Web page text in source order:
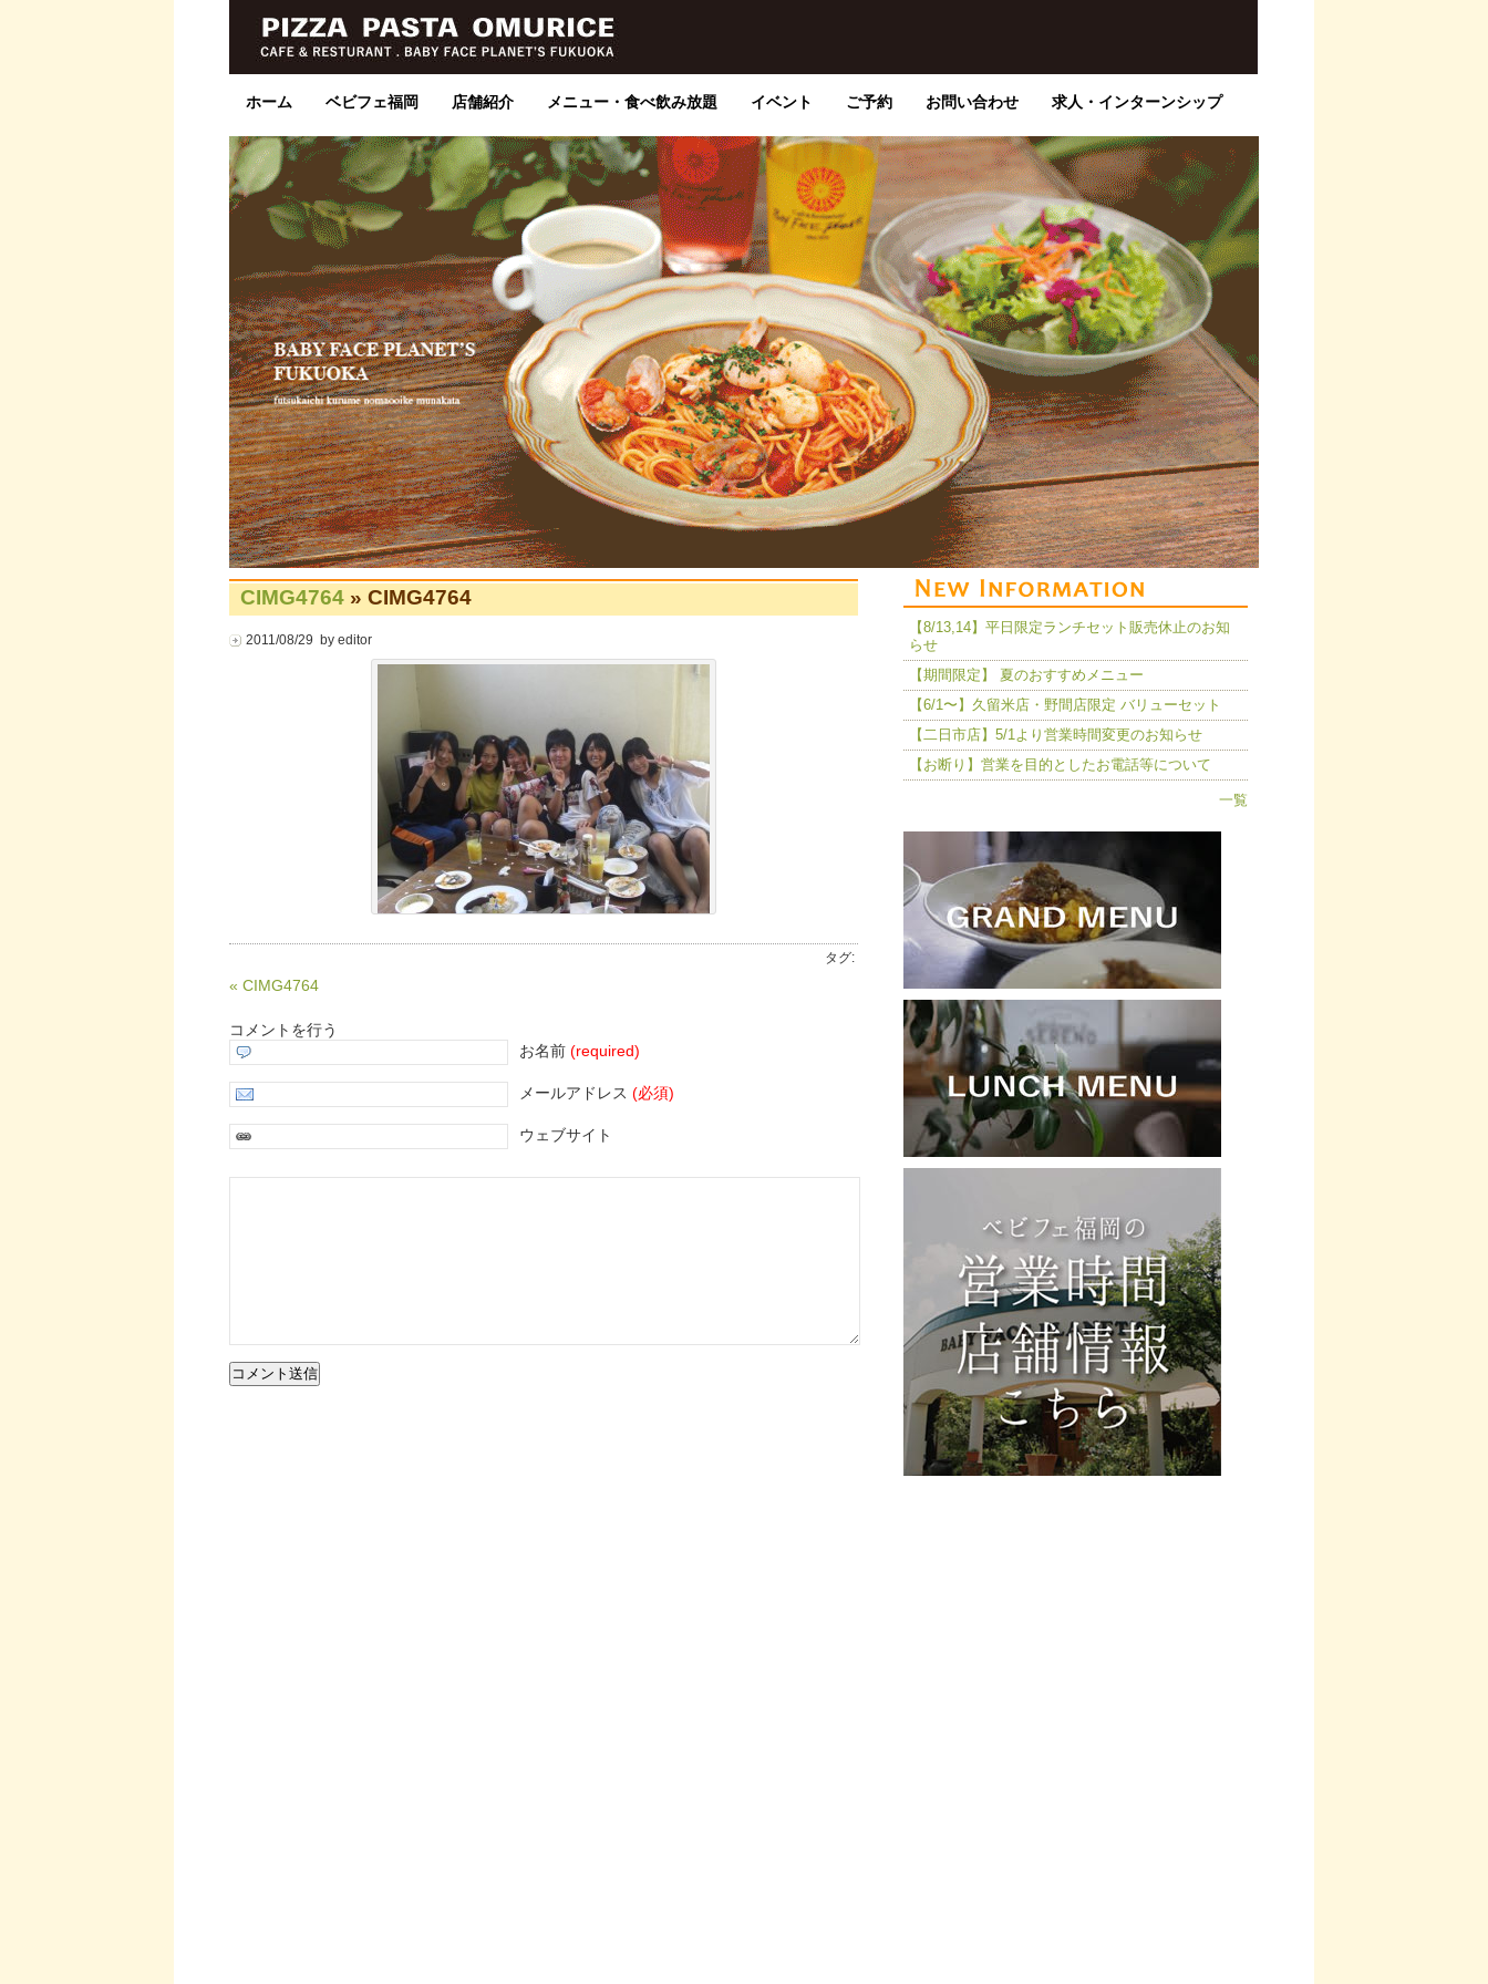
ホーム ベビフェ福岡 店舗紹介 メニュー・食べ飲み放題 イベント ご予約 お問い合わせ 求人・インターンシップ
CIMG4764 » CIMG4764
2011/08/29 by editor
タグ:
« CIMG4764
コメントを行う
お名前 (required)
メールアドレス (必須)
ウェブサイト
【8/13,14】平日限定ランチセット販売休止のお知
らせ
【期間限定】 夏のおすすめメニュー
【6/1〜】久留米店・野間店限定 バリューセット
【二日市店】5/1より営業時間変更のお知らせ
【お断り】営業を目的としたお電話等について
一覧